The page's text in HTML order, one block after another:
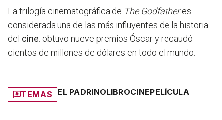
La trilogía cinematográfica de The Godfatheres
considerada una de las más influyentes de la historia
del cine: obtuvo nueve premios Óscar y recaudó
cientos de millones de dólares en todo el mundo.
TEMAS EL PADRINOLIBROCINEPELÍCULA